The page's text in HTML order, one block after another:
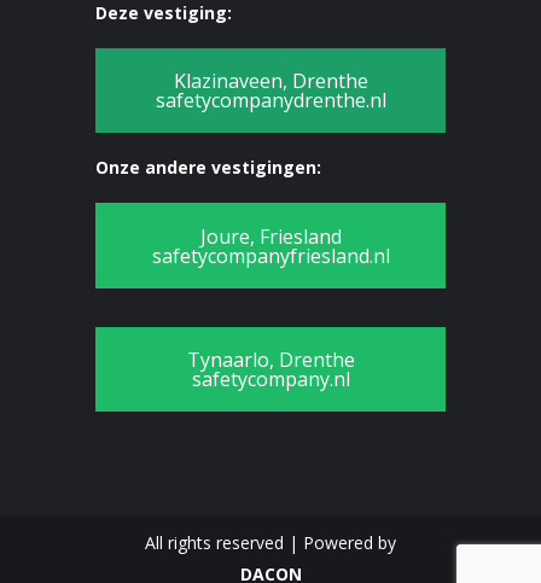
Deze vestiging:
Klazinaveen, Drenthe
safetycompanydrenthe.nl
Onze andere vestigingen:
Joure, Friesland
safetycompanyfriesland.nl
Tynaarlo, Drenthe
safetycompany.nl
All rights reserved | Powered by
DACON